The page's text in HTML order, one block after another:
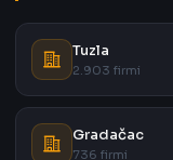
Tuzla
2.903 firmi
Gradačac
736 firmi